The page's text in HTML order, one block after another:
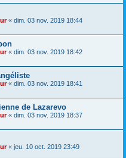
« dim. 03 nov. 2019 18:44
« dim. 03 nov. 2019 18:42
« dim. 03 nov. 2019 18:41
de Lazarevo
« dim. 03 nov. 2019 18:37
« jeu. 10 oct. 2019 23:49